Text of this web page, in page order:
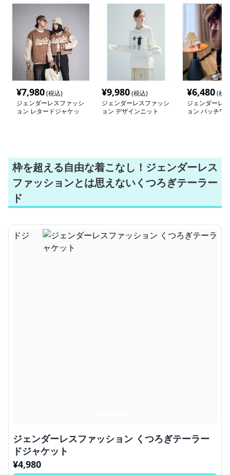
¥7,980(税込)
ジェンダーレスファッシ
ョン レタードジャケッ
¥9,980(税込)
ジェンダーレスファッシ
ョン デザインニット
¥6,480(税
ジェンダーレ
ョン パッチワ
枠を超える自由な着こなし！ジェンダーレス
ファッションとは思えないくつろぎテーラー
ド
ジェンダーレスファッション くつろぎテーラー
ドジャケット
¥4,980